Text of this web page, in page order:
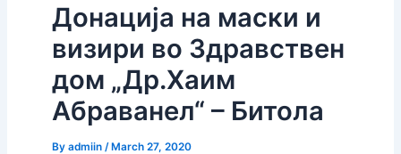
Донација на маски и
визири во Здравствен
дом „Др.Хаим
Абраванел“ – Битола
By admiin /March 27, 2020